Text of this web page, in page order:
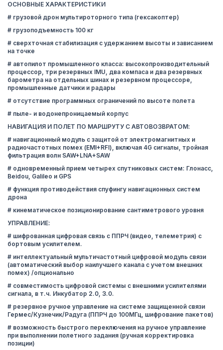
ОСНОВНЫЕ ХАРАКТЕРИСТИКИ
# грузовой дрон мультироторного типа (гексакоптер)
# грузоподъемность 100 кг
# сверхточная стабилизация с удержанием высоты и зависанием
на точке
# автопилот промышленного класса: высокопроизводительный
процессор, три резервных IMU, два компаса и два резервных
барометра на отдельных шинах и резервном процессоре,
промышленные датчики и радары
# отсутствие программных ограничений по высоте полета
# пыле- и водонепроницаемый корпус
НАВИГАЦИЯ И ПОЛЕТ ПО МАРШРУТУ С АВТОВОЗВРАТОМ:
# навигационный модуль с защитой от электромагнитных и
радиочастотных помех (EMI+RFI), включая 4G сигналы, тройная
фильтрация волн SAW+LNA+SAW
# одновременный прием четырех спутниковых систем: Глонасс,
Beidou, Galileo и GPS
# функция противодействия спуфингу навигационных систем
дрона
# кинематическое позиционирование сантиметрового уровня
УПРАВЛЕНИЕ:
# шифрованная цифровая связь с ППРЧ (видео, телеметрия) с
бортовым усилителем.
# интеллектуальный мультичастотный цифровой модуль связи
(автоматический выбор наилучшего канала с учетом внешних
помех) /опционально
# совместимость цифровой системы с внешними усилителями
сигнала, в т.ч. Инкубатор 2.0, 3.0.
# резервное ручное управление на системе защищенной связи
Гермес/Кузнечик/Радуга (ППРЧ до 100МГц, шифрование пакетов)
# возможность быстрого переключения на ручное управление
при выполнении полетного задания (ручная корректировка
позиции)